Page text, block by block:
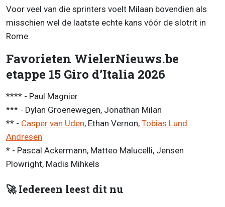
Voor veel van die sprinters voelt Milaan bovendien als
misschien wel de laatste echte kans vóór de slotrit in
Rome.
Favorieten WielerNieuws.be
etappe 15 Giro d’Italia 2026
**** - Paul Magnier
*** - Dylan Groenewegen, Jonathan Milan
** - Casper van Uden, Ethan Vernon, Tobias Lund
Andresen
* - Pascal Ackermann, Matteo Malucelli, Jensen
Plowright, Madis Mihkels
🚀 Iedereen leest dit nu